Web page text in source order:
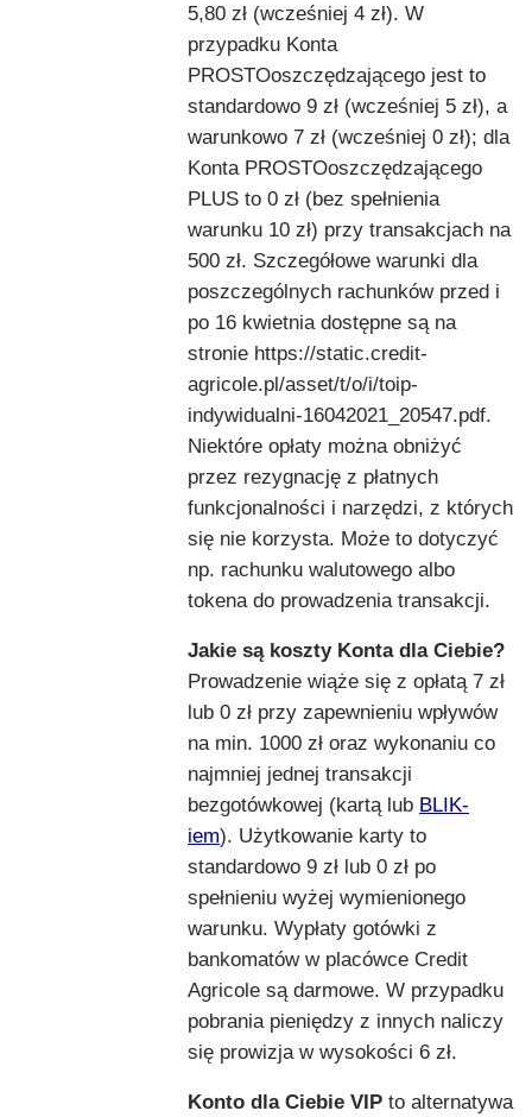
5,80 zł (wcześniej 4 zł). W
przypadku Konta
PROSTOoszczędzającego jest to
standardowo 9 zł (wcześniej 5 zł), a
warunkowo 7 zł (wcześniej 0 zł); dla
Konta PROSTOoszczędzającego
PLUS to 0 zł (bez spełnienia
warunku 10 zł) przy transakcjach na
500 zł. Szczegółowe warunki dla
poszczególnych rachunków przed i
po 16 kwietnia dostępne są na
stronie https://static.credit-
agricole.pl/asset/t/o/i/toip-
indywidualni-16042021_20547.pdf.
Niektóre opłaty można obniżyć
przez rezygnację z płatnych
funkcjonalności i narzędzi, z których
się nie korzysta. Może to dotyczyć
np. rachunku walutowego albo
tokena do prowadzenia transakcji.
Jakie są koszty Konta dla Ciebie?
Prowadzenie wiąże się z opłatą 7 zł
lub 0 zł przy zapewnieniu wpływów
na min. 1000 zł oraz wykonaniu co
najmniej jednej transakcji
bezgotówkowej (kartą lub BLIK-
iem). Użytkowanie karty to
standardowo 9 zł lub 0 zł po
spełnieniu wyżej wymienionego
warunku. Wypłaty gotówki z
bankomatów w placówce Credit
Agricole są darmowe. W przypadku
pobrania pieniędzy z innych naliczy
się prowizja w wysokości 6 zł.
Konto dla Ciebie VIP to alternatywa